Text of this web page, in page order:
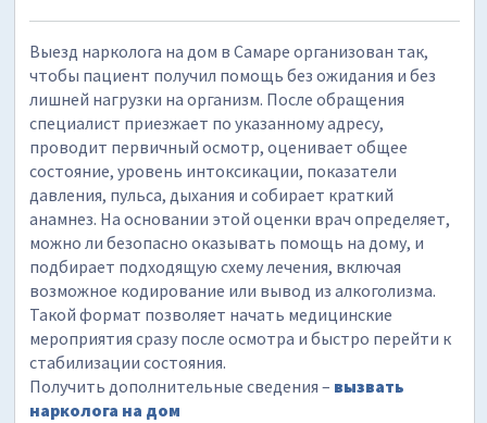
Выезд нарколога на дом в Самаре организован так,
чтобы пациент получил помощь без ожидания и без
лишней нагрузки на организм. После обращения
специалист приезжает по указанному адресу,
проводит первичный осмотр, оценивает общее
состояние, уровень интоксикации, показатели
давления, пульса, дыхания и собирает краткий
анамнез. На основании этой оценки врач определяет,
можно ли безопасно оказывать помощь на дому, и
подбирает подходящую схему лечения, включая
возможное кодирование или вывод из алкоголизма.
Такой формат позволяет начать медицинские
мероприятия сразу после осмотра и быстро перейти к
стабилизации состояния.
Получить дополнительные сведения – вызвать
нарколога на дом